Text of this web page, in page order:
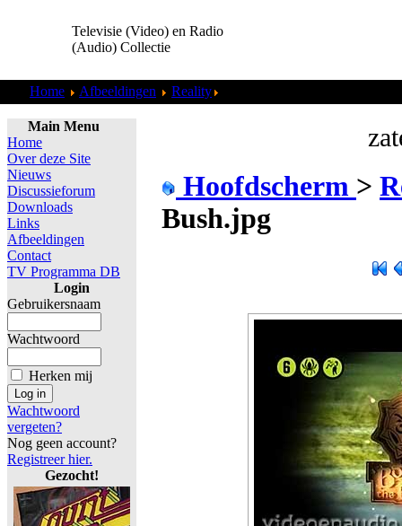
Televisie (Video) en Radio
(Audio) Collectie
Home Afbeeldingen Reality
Main Menu
Home
Over deze Site
Nieuws
Discussieforum
Downloads
Links
Afbeeldingen
Contact
TV Programma DB
Login
Gebruikersnaam
Wachtwoord
Herken mij
Wachtwoord
vergeten?
Nog geen account?
Registreer hier.
Gezocht!
Hoofdscherm >
Bush.jpg